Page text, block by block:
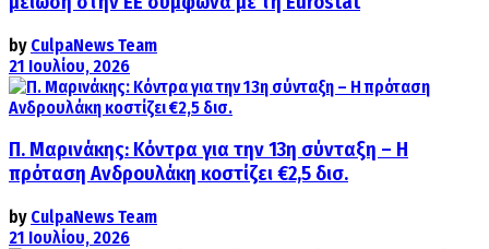
by CulpaNews Team
21 Ιουλίου, 2026
Π. Μαρινάκης: Κόντρα για την 13η σύνταξη – Η
πρόταση Ανδρουλάκη κοστίζει €2,5 δισ.
by CulpaNews Team
21 Ιουλίου, 2026